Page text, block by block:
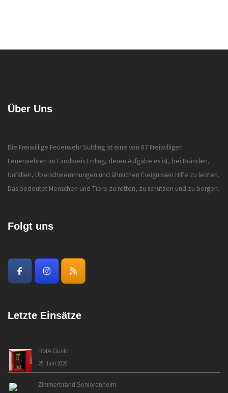
Über Uns
Die Freiwillige Feuerwehr Sulding ist eine von 67 Freiwilligen
Feuerwehren im Landkreis Erding, deren Aufgabe es ist, bei Bränden,
Unfällen, Überschwemmungen und ähnlichen Ereignissen Hilfe zu leisten.
Das bedeutet Menschen und Tiere zu retten, zu schützen und zu bergen.
Folgt uns
Letzte Einsätze
BMA Gusto
25. Juni 2026
Zimmerbrand Seniorenheim